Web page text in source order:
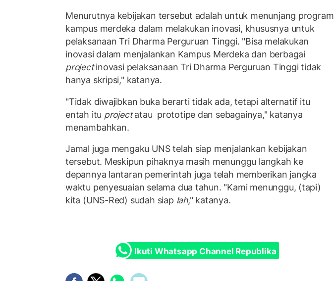
Menurutnya kebijakan tersebut adalah untuk menunjang program
kampus merdeka dalam melakukan inovasi, khususnya untuk
pelaksanaan Tri Dharma Perguruan Tinggi. "Bisa melakukan
inovasi dalam menjalankan Kampus Merdeka dan berbagai
projectinovasi pelaksanaan Tri Dharma Perguruan Tinggi tidak
hanya skripsi," katanya.
"Tidak diwajibkan buka berarti tidak ada, tetapi alternatif itu
entah itu projectatau prototipe dan sebagainya," katanya
menambahkan.
Jamal juga mengaku UNS telah siap menjalankan kebijakan
tersebut. Meskipun pihaknya masih menunggu langkah ke
depannya lantaran pemerintah juga telah memberikan jangka
waktu penyesuaian selama dua tahun. "Kami menunggu, (tapi)
kita (UNS-Red) sudah siap lah," katanya.
Ikuti Whatsapp Channel Republika